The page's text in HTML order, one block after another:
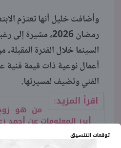
توقعات التنسيق
وأضافت خليل أنها تعتزم
رمضان 2026، مشيرة
السينما خلال الفترة
أعمال نوعية ذات قيمة فنية
الفني وتضيف لمسيرتها.
اقرأ المزيد:
من هو
أبرز المعلومات عن أحمد